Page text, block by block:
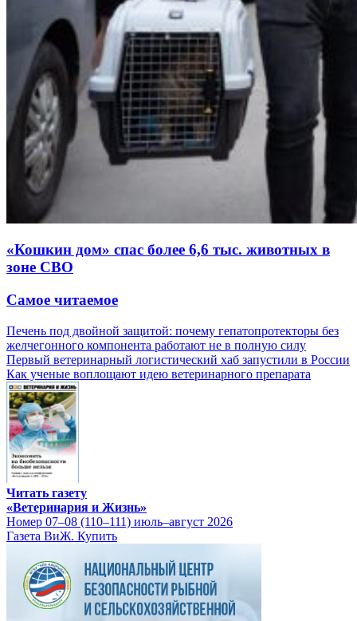
«Кошкин дом» спас более 6,6 тыс. животных в
зоне СВО
Самое читаемое
Печень под двойной защитой: почему гепатопротекторы без
желчегонного компонента работают не в полную силу
Первый ветеринарный логистический хаб запустили в России
Как ученые воплощают идею ветеринарного препарата
Читать газету
«Ветеринария и Жизнь»
Номер 07–08 (110–111) июль–август 2026
Газета ВиЖ. Купить